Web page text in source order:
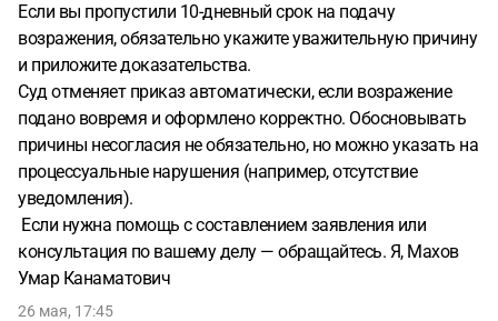
Если вы пропустили 10-дневный срок на подачу
возражения, обязательно укажите уважительную причину
и приложите доказательства.
Суд отменяет приказ автоматически, если возражение
подано вовремя и оформлено корректно. Обосновывать
причины несогласия не обязательно, но можно указать на
процессуальные нарушения (например, отсутствие
уведомления).
️ Если нужна помощь с составлением заявления или
консультация по вашему делу — обращайтесь. Я, Махов
Умар Канаматович
26 мая, 17:45